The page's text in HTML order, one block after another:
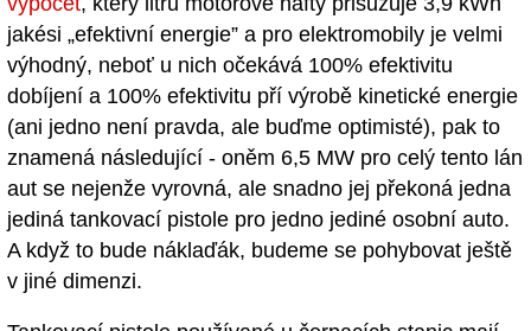
jakési „efektivní energie” a pro elektromobily je velmi
výhodný, neboť u nich očekává 100% efektivitu
dobíjení a 100% efektivitu pří výrobě kinetické energie
(ani jedno není pravda, ale buďme optimisté), pak to
znamená následující - oněm 6,5 MW pro celý tento lán
aut se nejenže vyrovná, ale snadno jej překoná jedna
jediná tankovací pistole pro jedno jediné osobní auto.
A když to bude náklaďák, budeme se pohybovat ještě
v jiné dimenzi.